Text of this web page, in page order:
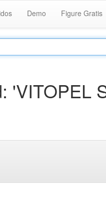
Demo Figure Gratis
'VITOPEL